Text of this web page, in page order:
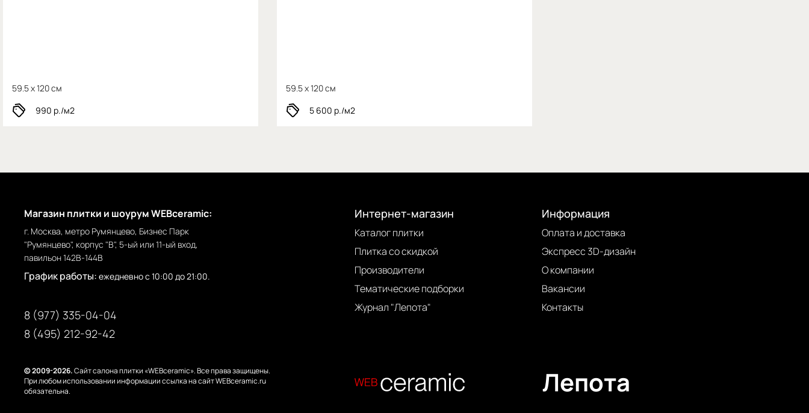
59.5 x 120 см
990 р./м2
59.5 x 120 см
5 600 р./м2
Магазин плитки и шоурум WEBceramic:
г. Москва, метро Румянцево, Бизнес Парк
"Румянцево", корпус "В", 5-ый или 11-ый вход,
павильон 142В-144В
График работы: ежедневно с 10:00 до 21:00.
8 (977) 335-04-04
8 (495) 212-92-42
Интернет-магазин
Каталог плитки
Плитка со скидкой
Производители
Тематические подборки
Журнал "Лепота"
Информация
Оплата и доставка
Экспресс 3D-дизайн
О компании
Вакансии
Контакты
© 2009-2026.Сайт салона плитки «WEBceramic». Все права защищены.
При любом использовании информации ссылка на сайт WEBceramic.ru
обязательна.
Лепота